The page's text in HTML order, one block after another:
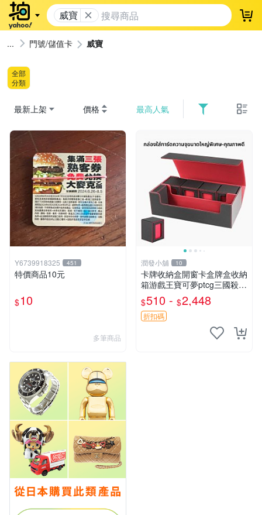
威寶 登
門號/儲值卡 威寶
全部
分類
最新上架 價格 最高人氣
Y6739918325 451
特價商品10元
$10
多筆商品
潤發小舖 10
卡牌收納盒開窗卡盒牌盒收納
箱游戲王寶可夢ptcg三國殺海
賊王dtcg
$510 - $2,448
折扣碼